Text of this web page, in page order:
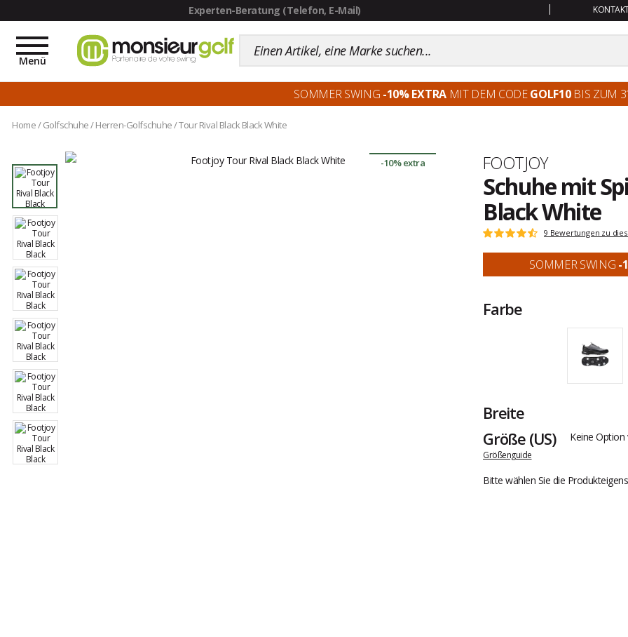
Toggle
navigation
Menü
SOMMER SWING -10% EXTRAMIT DEM CODEGOLF10BIS ZUM
Home/ Golfschuhe/Herren-Golfschuhe/Tour Rival Black Black White
-10% extra Marke
FOOTJOY
Schuhe mit
Black White
Kundenbewertungen
Note:
4.6
5
9 Bewertungen zu
SOMMER SWING -
Farbe
Breite
Größe (US)
Größenguide
Keine Option
Bitte wählen Sie die